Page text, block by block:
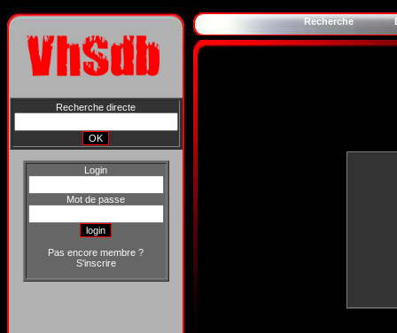
Recherche directe
Login
Mot de passe
Pas encore membre ?
S'inscrire
Recherche